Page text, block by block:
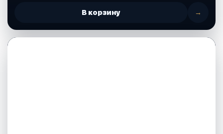
В корзину →